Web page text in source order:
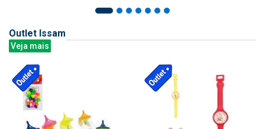
Outlet Issam
Veja mais